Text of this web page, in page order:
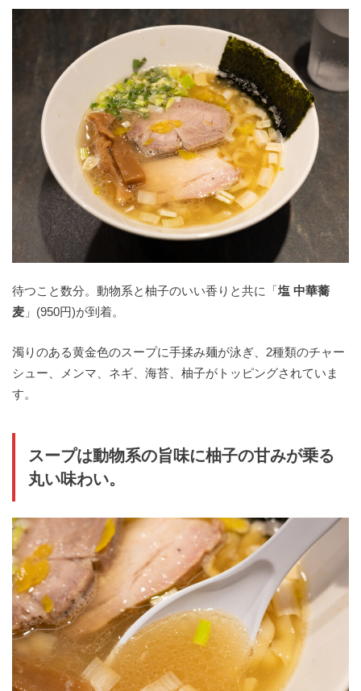
待つこと数分。動物系と柚子のいい香りと共に「塩 中華蕎
麦 」(950円)が到着。
濁りのある黄金色のスープに手揉み麺が泳ぎ、2種類のチャー
シュー、メンマ、ネギ、海苔、柚子がトッピングされていま
す。
スープは動物系の旨味に柚子の甘みが乗る
丸い味わい。